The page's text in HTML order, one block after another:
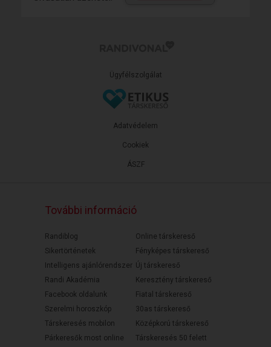
Ügyfélszolgálat
ÁSZF
Adatvédelem
Cookiek
További információ
Randiblog
Sikertörténetek
Intelligens ajánlórendszer
Randi Akadémia
Facebook oldalunk
Szerelmi horoszkóp
Társkeresés mobilon
Párkeresők most online
Online társkereső
Fényképes társkereső
Új társkereső
Keresztény társkereső
Fiatal társkereső
30as társkereső
Középkorú társkereső
Társkeresés 50 felett